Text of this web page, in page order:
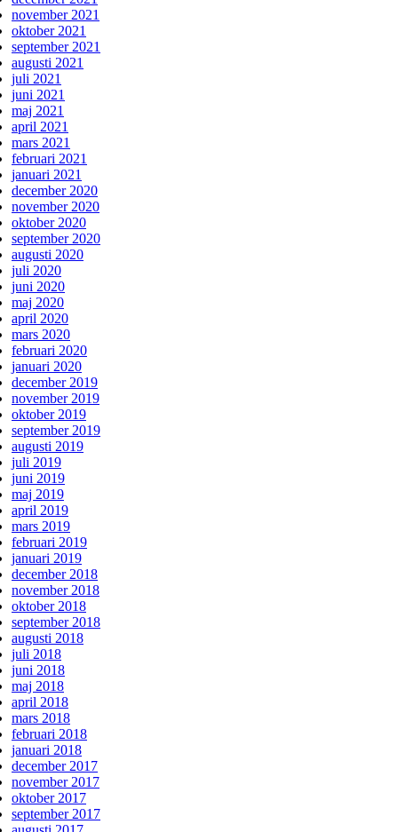
november 2021
oktober 2021
september 2021
augusti 2021
juli 2021
juni 2021
maj 2021
april 2021
mars 2021
februari 2021
januari 2021
december 2020
november 2020
oktober 2020
september 2020
augusti 2020
juli 2020
juni 2020
maj 2020
april 2020
mars 2020
februari 2020
januari 2020
december 2019
november 2019
oktober 2019
september 2019
augusti 2019
juli 2019
juni 2019
maj 2019
april 2019
mars 2019
februari 2019
januari 2019
december 2018
november 2018
oktober 2018
september 2018
augusti 2018
juli 2018
juni 2018
maj 2018
april 2018
mars 2018
februari 2018
januari 2018
december 2017
november 2017
oktober 2017
september 2017